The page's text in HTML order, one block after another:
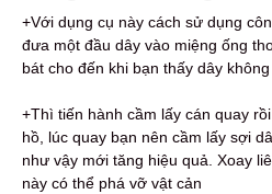
+Với dụng cụ này cách sử dụng
đưa một đầu dây vào miệng ống
bát cho đến khi bạn thấy dây
+Thì tiến hành cầm lấy cán quay
hồ, lúc quay bạn nên cầm lấy sợi
như vậy mới tăng hiệu quả. Xoay
này có thể phá vỡ vật cản